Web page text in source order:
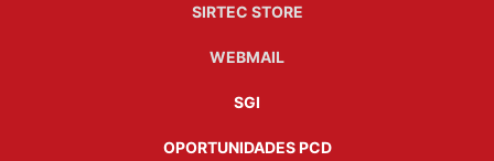
SIRTEC STORE
WEBMAIL
SGI
OPORTUNIDADES PCD